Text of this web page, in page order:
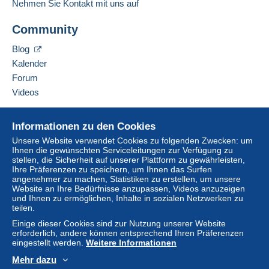
Versandkosten!
Erfüllen Sie eine der folgenden Bedingungen:
ab einem Kauf in Höhe von 30,00 €.
Lieferzone 1
Lieferzone 2
Lieferzone 3
Diese Zone enthältein Land.
Versandoption
Zahlung per:
Um auf die Lieferinformationen
zugreifen zu können, müssen Sie
Mitglied sein und sich einloggen.
Einlogg
en
en
Verkäufer kontaktieren
hinzufügen
Informationen zu den Cookies
Unsere Website verwendet Cookies zu folgenden Zwecken: um
Ihnen die gewünschten Serviceleitungen zur Verfügung zu
stellen, die Sicherheit auf unserer Plattform zu gewährleisten,
Ihre Präferenzen zu speichern, um Ihnen das Surfen
angenehmer zu machen, Statistiken zu erstellen, um unsere
Website an Ihre Bedürfnisse anzupassen, Videos anzuzeigen
und Ihnen zu ermöglichen, Inhalte in sozialen Netzwerken zu
teilen.
Einige dieser Cookies sind zur Nutzung unserer Website
erforderlich, andere können entsprechend Ihren Präferenzen
eingestellt werden. Weitere Informationen
Mehr dazu
Nehmen Sie Kontakt mit uns auf
Community
Blog
Kalender
Forum
Videos
Online-Hilfe
Auf Delcampe kaufen
Auf Delcampe verkaufen
Eine sichere Website